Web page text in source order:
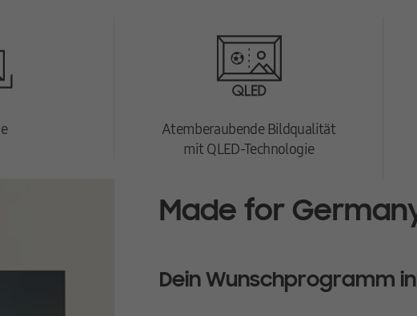
Atemberaubende Bildqualität
mit QLED-Technologie
Made for
Dein Wunschprogramm